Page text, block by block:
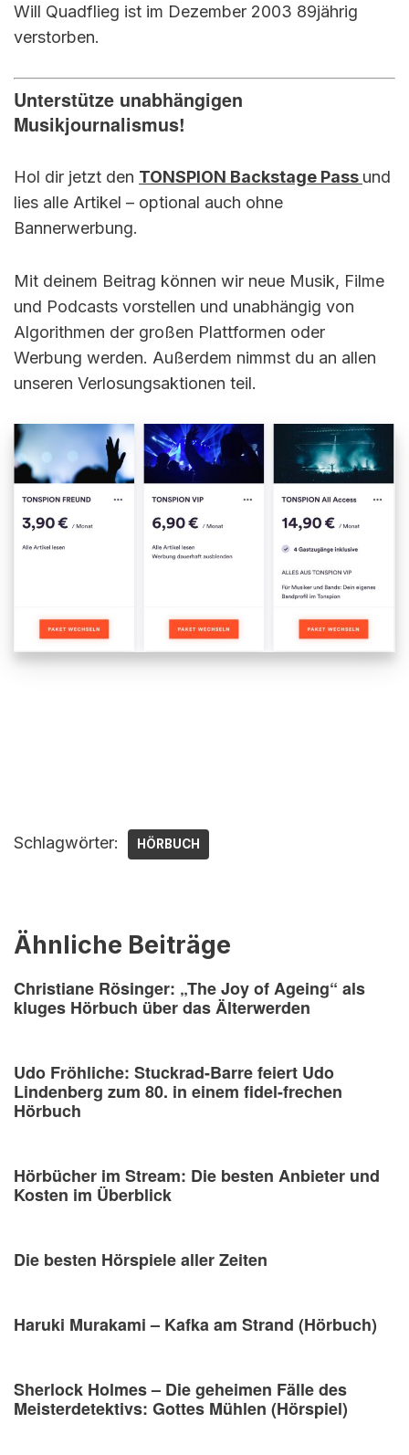
Will Quadflieg ist im Dezember 2003 89jährig
verstorben.
Unterstütze unabhängigen
Musikjournalismus!
Hol dir jetzt den TONSPION Backstage Pass und
lies alle Artikel – optional auch ohne
Bannerwerbung.
Mit deinem Beitrag können wir neue Musik, Filme
und Podcasts vorstellen und unabhängig von
Algorithmen der großen Plattformen oder
Werbung werden. Außerdem nimmst du an allen
unseren Verlosungsaktionen teil.
Schlagwörter: HÖRBUCH
Ähnliche Beiträge
Christiane Rösinger: „The Joy of Ageing“ als
kluges Hörbuch über das Älterwerden
Udo Fröhliche: Stuckrad-Barre feiert Udo
Lindenberg zum 80. in einem fidel-frechen
Hörbuch
Hörbücher im Stream: Die besten Anbieter und
Kosten im Überblick
Die besten Hörspiele aller Zeiten
Haruki Murakami – Kafka am Strand (Hörbuch)
Sherlock Holmes – Die geheimen Fälle des
Meisterdetektivs: Gottes Mühlen (Hörspiel)